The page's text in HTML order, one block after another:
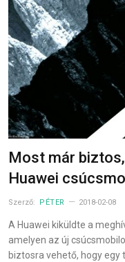
Most már
Huawei
Szerző: PÉTER 2018-02-08
A Huawei kiküldte a
amelyen az új
biztosra vehető, hogy egy